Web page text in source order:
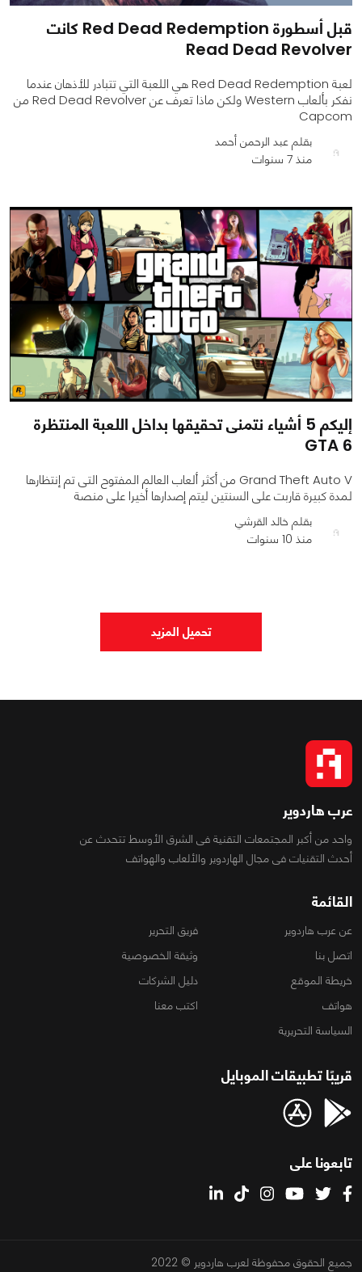
قبل أسطورة Red Dead Redemption كانت
Read Dead Revolver
لعبة Red Dead Redemption هي اللعبة التي تتبادر للأذهان عندما
نفكر بألعاب Western ولكن ماذا تعرف عن Red Dead Revolver من
Capcom
بقلم عبد الرحمن أحمد
منذ 7 سنوات
إليكم 5 أشياء نتمنى تحقيقها بداخل اللعبة المنتظرة
GTA 6
Grand Theft Auto V من أكثر ألعاب العالم المفتوح التى تم إنتظارها
لمدة كبيرة قاربت على السنتين ليتم إصدارها أخيرا على منصة
بقلم خالد القرشي
منذ 10 سنوات
تحميل المزيد
عرب هاردوير
واحد من أكبر المجتمعات التقنية فى الشرق الأوسط تتحدث عن
أحدث التقنيات فى مجال الهاردوير والألعاب والهواتف
القائمة
عن عرب هاردوير
فريق التحرير
اتصل بنا
وثيقة الخصوصية
خريطة الموقع
دليل الشركات
هواتف
اكتب معنا
السياسة التحريرية
قريبًا تطبيقات الموبايل
تابعونا على
جميع الحقوق محفوظة لعرب هاردوير © 2022